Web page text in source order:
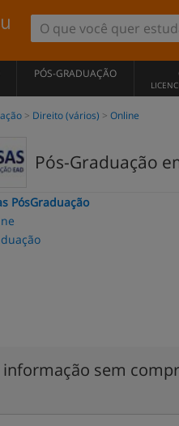
PÓS-GRADUAÇÃO
Direito (vários) Online
Pós-Graduação
PósGraduação
informação sem